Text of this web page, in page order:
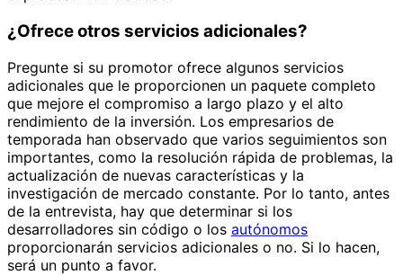
¿Ofrece otros servicios adicionales?
Pregunte si su promotor ofrece algunos servicios
adicionales que le proporcionen un paquete completo
que mejore el compromiso a largo plazo y el alto
rendimiento de la inversión. Los empresarios de
temporada han observado que varios seguimientos son
importantes, como la resolución rápida de problemas, la
actualización de nuevas características y la
investigación de mercado constante. Por lo tanto, antes
de la entrevista, hay que determinar si los
desarrolladores sin código o los autónomos
proporcionarán servicios adicionales o no. Si lo hacen,
será un punto a favor.